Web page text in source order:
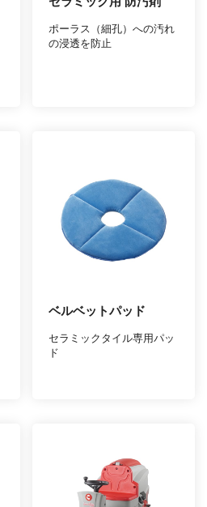
ポーラス（細孔）への汚れ
の浸透を防止
ベルベットパッド
セラミックタイル専用パッ
ド